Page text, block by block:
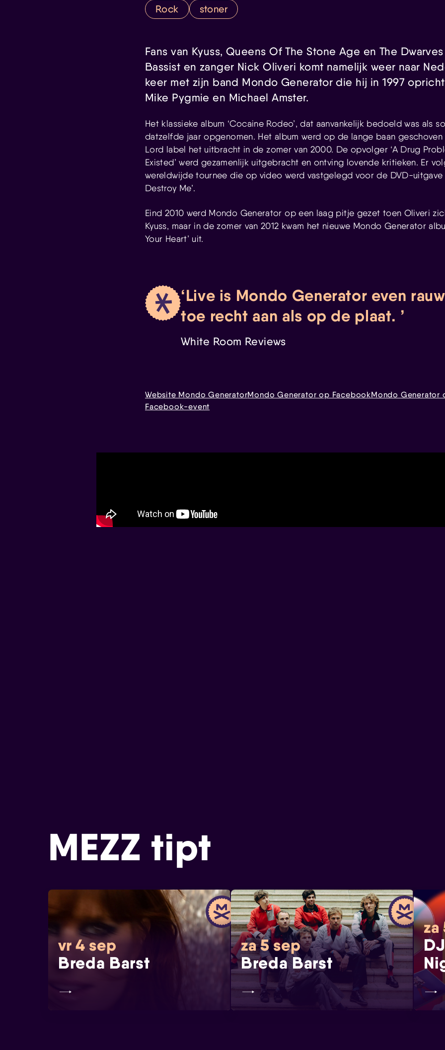
Rock stoner
Fans van Kyuss, Queens Of The Stone Age en The
Bassist en zanger Nick Oliveri komt namelijk weer naar
keer met zijn band Mondo Generator die hij in 1997
Mike Pygmie en Michael Amster.
Het klassieke album ‘Cocaine Rodeo’, dat aanvankelijk bedoeld was als
datzelfde jaar opgenomen. Het album werd op de lange baan
Lord label het uitbracht in de zomer van 2000. De opvolger ‘A Drug
Existed’ werd gezamenlijk uitgebracht en ontving lovende kritieken. Er
wereldwijde tournee die op video werd vastgelegd voor de DVD-uitgave
Destroy Me’.
Eind 2010 werd Mondo Generator op een laag pitje gezet toen Oliveri
Kyuss, maar in de zomer van 2012 kwam het nieuwe Mondo Generator
Your Heart’ uit.
Live is Mondo Generator even
toe recht aan als op de plaat.
White Room Reviews
Website Mondo GeneratorMondo Generator op FacebookMondo Generator
Facebook-event
MEZZ tipt
vr 4 sep
Breda Barst
za 5 sep
Breda Barst
za